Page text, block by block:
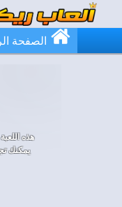
الصفحة
هذه
يمكنك